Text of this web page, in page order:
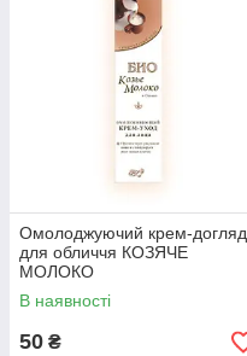
Омолоджуючий крем-догляд
для обличчя КОЗЯЧЕ
МОЛОКО
В наявності
50 ₴